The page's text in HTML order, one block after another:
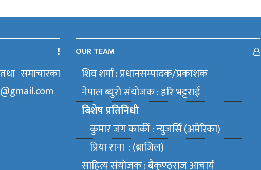
समाचारका
OUR TEAM
शिव शर्मा : प्रधानसम्पादक/प्रकाशक
नेपाल ब्युराे संयाेजक : हरि भट्टराई
बिशेष प्रतिनिधी
कुमार जंग कार्की : न्युजर्सि (अमेरिका)
प्रिया राना : (ब्राजिल)
साहित्य संयाेजक : बैकुण्ठराज आचार्य